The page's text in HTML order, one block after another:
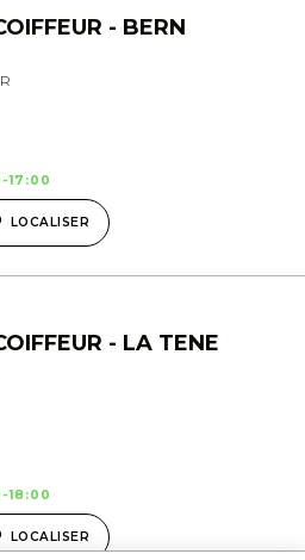
- BERN
17:00
LOCALISER
- LA TENE
18:00
LOCALISER